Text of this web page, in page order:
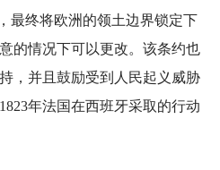
最终将欧洲的领土边界锁定下
的情况下可以更改。该条约也
，并且鼓励受到人民起义威胁
年法国在西班牙采取的行动